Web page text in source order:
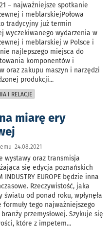
– najważniejsze spotkanie
i meblarskiejPołowa
tradycyjny już termin
wyczekiwanego wydarzenia w
i meblarskiej w Polsce i
najlepszego miejsca do
komponentów i
oraz zakupu maszyn i narzędzi
produkcji...
I RELACJE
miarę ery
24.08.2021
wystawy oraz transmisja
się edycja poznańskich
INDUSTRY EUROPE będzie inna
Rzeczywistość, jaka
światu od ponad roku, wpłynęła
formuły tego najważniejszego
przemysłowej. Szykuje się
które z impetem...